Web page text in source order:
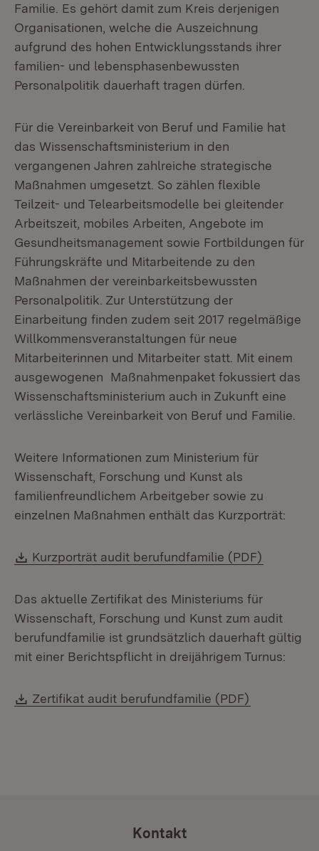
Familie. Es gehört damit zum Kreis derjenigen
Organisationen, welche die Auszeichnung
aufgrund des hohen Entwicklungsstands ihrer
familien- und lebensphasenbewussten
Personalpolitik dauerhaft tragen dürfen.
Für die Vereinbarkeit von Beruf und Familie hat
das Wissenschaftsministerium in den
vergangenen Jahren zahlreiche strategische
Maßnahmen umgesetzt. So zählen flexible
Teilzeit- und Telearbeitsmodelle bei gleitender
Arbeitszeit, mobiles Arbeiten, Angebote im
Gesundheitsmanagement sowie Fortbildungen für
Führungskräfte und Mitarbeitende zu den
Maßnahmen der vereinbarkeitsbewussten
Personalpolitik. Zur Unterstützung der
Einarbeitung finden zudem seit 2017 regelmäßige
Willkommensveranstaltungen für neue
Mitarbeiterinnen und Mitarbeiter statt. Mit einem
ausgewogenen Maßnahmenpaket fokussiert das
Wissenschaftsministerium auch in Zukunft eine
verlässliche Vereinbarkeit von Beruf und Familie.
Weitere Informationen zum Ministerium für
Wissenschaft, Forschung und Kunst als
familienfreundlichem Arbeitgeber sowie zu
einzelnen Maßnahmen enthält das Kurzporträt:
Download:
Kurzporträt audit berufundfamilie (PDF)
Das aktuelle Zertifikat des Ministeriums für
Wissenschaft, Forschung und Kunst zum audit
berufundfamilie ist grundsätzlich dauerhaft gültig
mit einer Berichtspflicht in dreijährigem Turnus:
Download:
Zertifikat audit berufundfamilie (PDF)
Kontakt